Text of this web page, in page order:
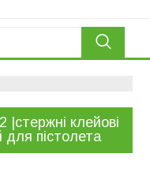
|стержні клейові
для пістолета